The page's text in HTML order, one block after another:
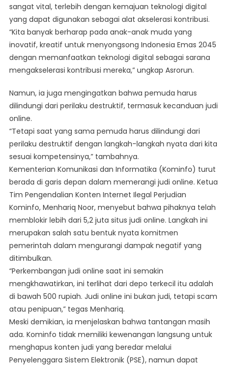
sangat vital, terlebih dengan kemajuan teknologi digital
yang dapat digunakan sebagai alat akselerasi kontribusi.
“Kita banyak berharap pada anak-anak muda yang
inovatif, kreatif untuk menyongsong Indonesia Emas 2045
dengan memanfaatkan teknologi digital sebagai sarana
mengakselerasi kontribusi mereka,” ungkap Asrorun.
Namun, ia juga mengingatkan bahwa pemuda harus
dilindungi dari perilaku destruktif, termasuk kecanduan judi
online.
“Tetapi saat yang sama pemuda harus dilindungi dari
perilaku destruktif dengan langkah-langkah nyata dari kita
sesuai kompetensinya,” tambahnya.
Kementerian Komunikasi dan Informatika (Kominfo) turut
berada di garis depan dalam memerangi judi online. Ketua
Tim Pengendalian Konten Internet Ilegal Perjudian
Kominfo, Menhariq Noor, menyebut bahwa pihaknya telah
memblokir lebih dari 5,2 juta situs judi online. Langkah ini
merupakan salah satu bentuk nyata komitmen
pemerintah dalam mengurangi dampak negatif yang
ditimbulkan.
“Perkembangan judi online saat ini semakin
mengkhawatirkan, ini terlihat dari depo terkecil itu adalah
di bawah 500 rupiah. Judi online ini bukan judi, tetapi scam
atau penipuan,” tegas Menhariq.
Meski demikian, ia menjelaskan bahwa tantangan masih
ada. Kominfo tidak memiliki kewenangan langsung untuk
menghapus konten judi yang beredar melalui
Penyelenggara Sistem Elektronik (PSE), namun dapat